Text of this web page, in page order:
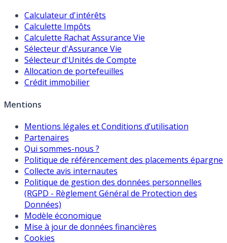
Calculateur d'intérêts
Calculette Impôts
Calculette Rachat Assurance Vie
Sélecteur d'Assurance Vie
Sélecteur d'Unités de Compte
Allocation de portefeuilles
Crédit immobilier
Mentions
Mentions légales et Conditions d’utilisation
Partenaires
Qui sommes-nous ?
Politique de référencement des placements épargne
Collecte avis internautes
Politique de gestion des données personnelles
(RGPD - Règlement Général de Protection des
Données)
Modèle économique
Mise à jour de données financières
Cookies